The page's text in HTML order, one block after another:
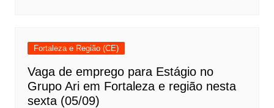
Fortaleza e Região (CE)
Vaga de emprego para Estágio no
Grupo Ari em Fortaleza e região nesta
sexta (05/09)